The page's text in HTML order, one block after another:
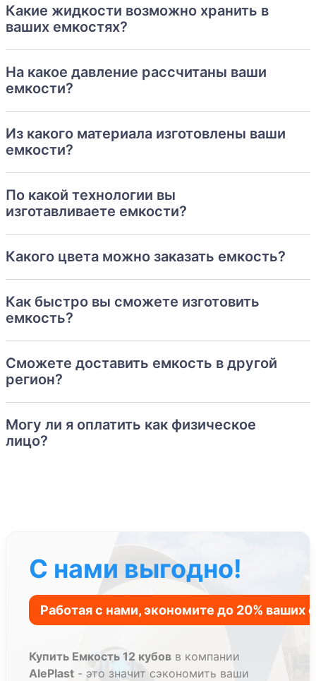
Какие жидкости возможно хранить в
ваших емкостях?
На какое давление рассчитаны ваши
емкости?
Из какого материала изготовлены ваши
емкости?
По какой технологии вы
изготавливаете емкости?
Какого цвета можно заказать емкость?
Как быстро вы сможете изготовить
емкость?
Сможете доставить емкость в другой
регион?
Могу ли я оплатить как физическое
лицо?
С нами выгодно!
Купить Емкость 12 кубов в компании
AlePlast - это значит сэкономить ваши